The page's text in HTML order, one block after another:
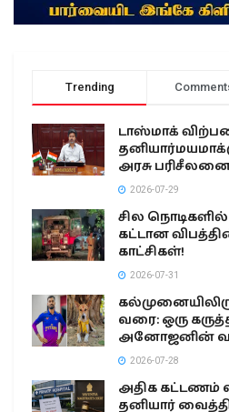
Trending
டாஸ்மாக்
அரசு
2026-07-29
சில
கட்டான
காட்சிகள்!
2026-07-31
வரை: ஒரு
அனோஜனின்
2026-07-28
அதிக கட்டணம்
தனியார்